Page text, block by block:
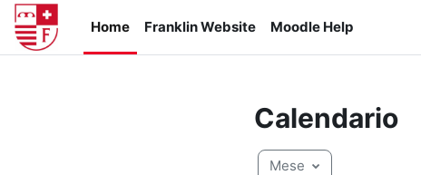
Vai al contenuto principale
Home
Franklin Website Moodle Help
Calendario
Mese